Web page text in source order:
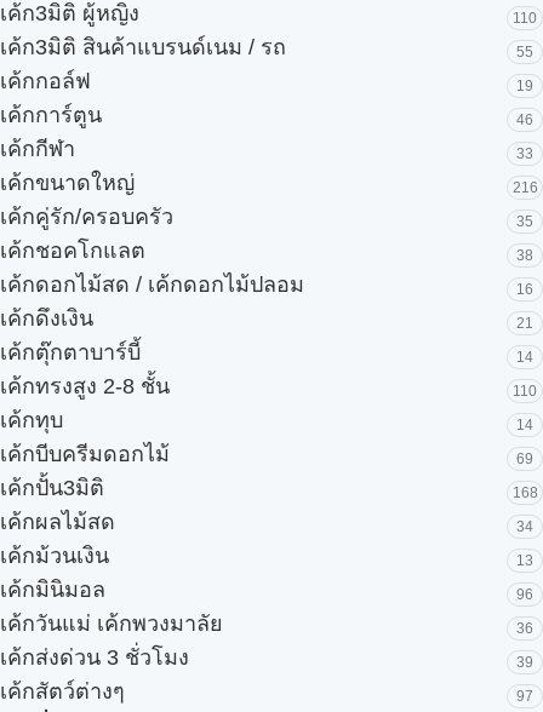
เค้ก3มิติ ผู้หญิง 110
เค้ก3มิติ สินค้าแบรนด์เนม / รถ 55
เค้กกอล์ฟ 19
เค้กการ์ตูน 46
เค้กกีฬา 33
เค้กขนาดใหญ่ 216
เค้กคู่รัก/ครอบครัว 35
เค้กชอคโกแลต 38
เค้กดอกไม้สด / เค้กดอกไม้ปลอม 16
เค้กดึงเงิน 21
เค้กตุ๊กตาบาร์บี้ 14
เค้กทรงสูง 2-8 ชั้น 110
เค้กทุบ 14
เค้กบีบครีมดอกไม้ 69
เค้กปั้น3มิติ 168
เค้กผลไม้สด 34
เค้กม้วนเงิน 13
เค้กมินิมอล 96
เค้กวันแม่ เค้กพวงมาลัย 36
เค้กส่งด่วน 3 ชั่วโมง 39
เค้กสัตว์ต่างๆ 97